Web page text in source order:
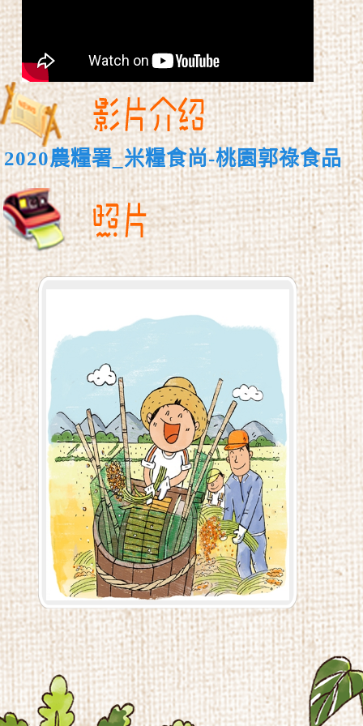
2020農糧署_米糧食尚-桃園郭祿食品